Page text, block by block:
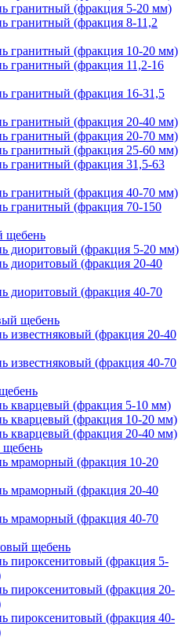
гранитный (фракция 5-20 мм)
гранитный (фракция 8-11,2
гранитный (фракция 10-20 мм)
гранитный (фракция 11,2-16
гранитный (фракция 16-31,5
гранитный (фракция 20-40 мм)
гранитный (фракция 20-70 мм)
гранитный (фракция 25-60 мм)
гранитный (фракция 31,5-63
гранитный (фракция 40-70 мм)
гранитный (фракция 70-150
щебень
диоритовый (фракция 5-20 мм)
диоритовый (фракция 20-40
диоритовый (фракция 40-70
щебень
известняковый (фракция 20-40
известняковый (фракция 40-70
кварцевый (фракция 5-10 мм)
кварцевый (фракция 10-20 мм)
кварцевый (фракция 20-40 мм)
мраморный (фракция 10-20
мраморный (фракция 20-40
мраморный (фракция 40-70
щебень
пироксенитовый (фракция 5-
пироксенитовый (фракция 20-
пироксенитовый (фракция 40-